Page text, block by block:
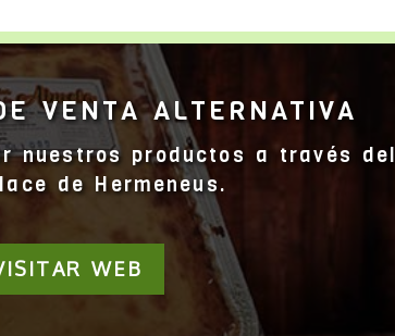
VENTA ALTERNATIVA
nuestros productos a través del
de Hermeneus.
WEB